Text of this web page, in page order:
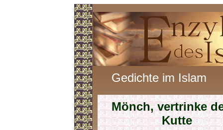
Gedichte im Islam
Mönch, vertrinke
Kutte